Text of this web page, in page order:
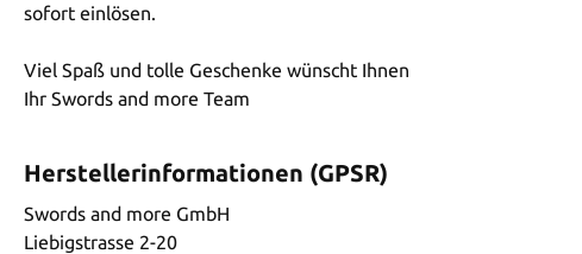
sofort einlösen.
Viel Spaß und tolle Geschenke wünscht Ihnen
Ihr Swords and more Team
Herstellerinformationen (GPSR)
Swords and more GmbH
Liebigstrasse 2-20